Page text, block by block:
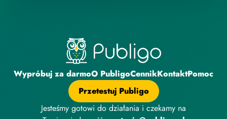
Wypróbuj za darmoO PubligoCennikKontaktPomoc
Przetestuj Publigo
Jesteśmy gotowi do działania i czekamy na